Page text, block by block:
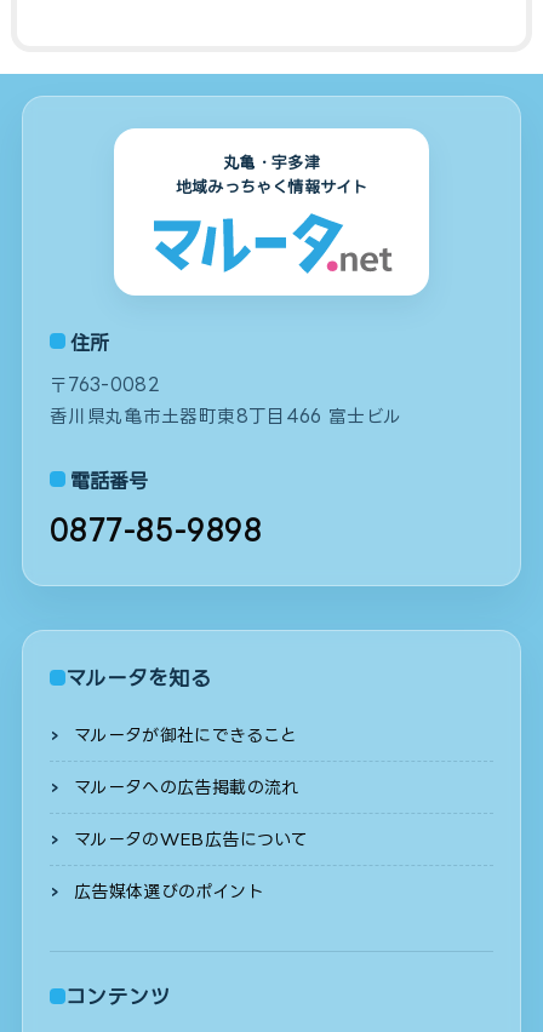
丸亀・宇多津
地域みっちゃく情報サイト
住所
〒763-0082
香川県丸亀市土器町東8丁目466 富士ビル
電話番号
0877-85-9898
マルータを知る
マルータが御社にできること
マルータへの広告掲載の流れ
マルータのWEB広告について
広告媒体選びのポイント
コンテンツ